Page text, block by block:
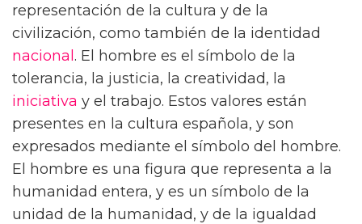
representación de la cultura y de la
civilización, como también de la identidad
nacional . El hombre es el símbolo de la
tolerancia, la justicia, la creatividad, la
iniciativa y el trabajo. Estos valores están
presentes en la cultura española, y son
expresados mediante el símbolo del hombre.
El hombre es una figura que representa a la
humanidad entera, y es un símbolo de la
unidad de la humanidad, y de la igualdad